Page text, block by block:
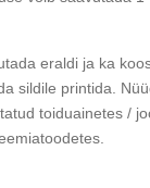
eraldi ja ka
sildile printida.
toiduainetes /